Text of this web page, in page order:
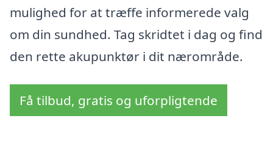
mulighed for at træffe informerede valg
om din sundhed. Tag skridtet i dag og find
den rette akupunktør i dit nærområde.
Få tilbud, gratis og uforpligtende